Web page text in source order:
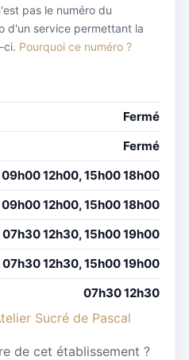
pas le numéro du
d'un service permettant la
ci. Pourquoi ce numéro ?
Fermé
Fermé
09h00 12h00, 15h00 18h00
09h00 12h00, 15h00 18h00
07h30 12h30, 15h00 19h00
07h30 12h30, 15h00 19h00
07h30 12h30
Sucré de Pascal
de cet établissement ?